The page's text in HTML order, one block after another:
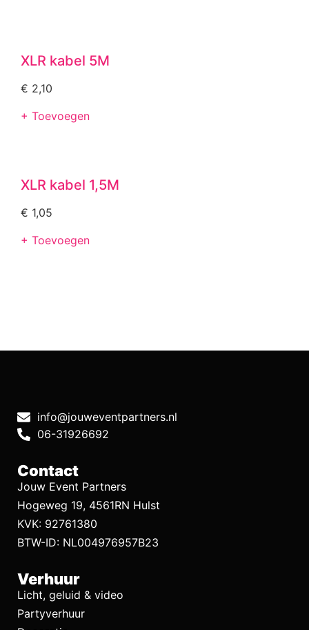
XLR kabel 5M
€ 2,10
+ Toevoegen
XLR kabel 1,5M
€ 1,05
+ Toevoegen
info@jouweventpartners.nl
06-31926692
Contact
Jouw Event Partners
Hogeweg 19, 4561RN Hulst
KVK: 92761380
BTW-ID: NL004976957B23
Verhuur
Licht, geluid & video
Partyverhuur